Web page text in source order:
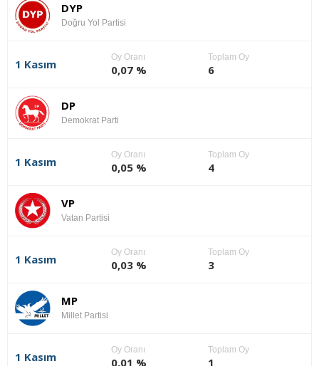
DYP
Doğru Yol Partisi
1 Kasım
Oy Oranı
0,07 %
Toplam Oy
6
DP
Demokrat Parti
1 Kasım
Oy Oranı
0,05 %
Toplam Oy
4
VP
Vatan Partisi
1 Kasım
Oy Oranı
0,03 %
Toplam Oy
3
MP
Millet Partisi
1 Kasım
Oy Oranı
0,01 %
Toplam Oy
1